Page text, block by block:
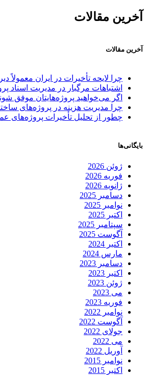
آخرین مقالات
آخرین مقالات
چرا لایحه تأخیرات در ایران
اشتباهات مرگبار در مدیریت
اگر می‌خواهید پروژه‌هایتان موفق
چرا مدیریت هزینه در پروژه‌های ساختمانی
چطور از تحلیل تأخیرات پروژه‌های
بایگانی‌ها
ژوئن 2026
فوریه 2026
ژانویه 2026
دسامبر 2025
نوامبر 2025
اکتبر 2025
سپتامبر 2025
آگوست 2025
اکتبر 2024
مارس 2024
دسامبر 2023
اکتبر 2023
ژوئن 2023
می 2023
فوریه 2023
نوامبر 2022
آگوست 2022
جولای 2022
می 2022
آوریل 2022
نوامبر 2015
اکتبر 2015